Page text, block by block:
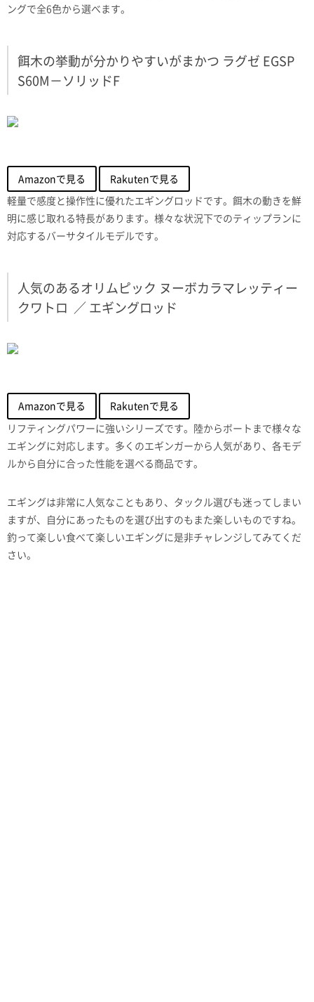
ングで全6色から選べます。
餌木の挙動が分かりやすいがまかつ ラグゼ EGSP
S60M－ソリッドF
Amazonで見る
Rakutenで見る
軽量で感度と操作性に優れたエギングロッドです。餌木の動きを鮮
明に感じ取れる特長があります。様々な状況下でのティップランに
対応するバーサタイルモデルです。
人気のあるオリムピック ヌーボカラマレッティー
クワトロ ／ エギングロッド
Amazonで見る
Rakutenで見る
リフティングパワーに強いシリーズです。陸からボートまで様々な
エギングに対応します。多くのエギンガーから人気があり、各モデ
ルから自分に合った性能を選べる商品です。
エギングは非常に人気なこともあり、タックル選びも迷ってしまい
ますが、自分にあったものを選び出すのもまた楽しいものですね。
釣って楽しい食べて楽しいエギングに是非チャレンジしてみてくだ
さい。